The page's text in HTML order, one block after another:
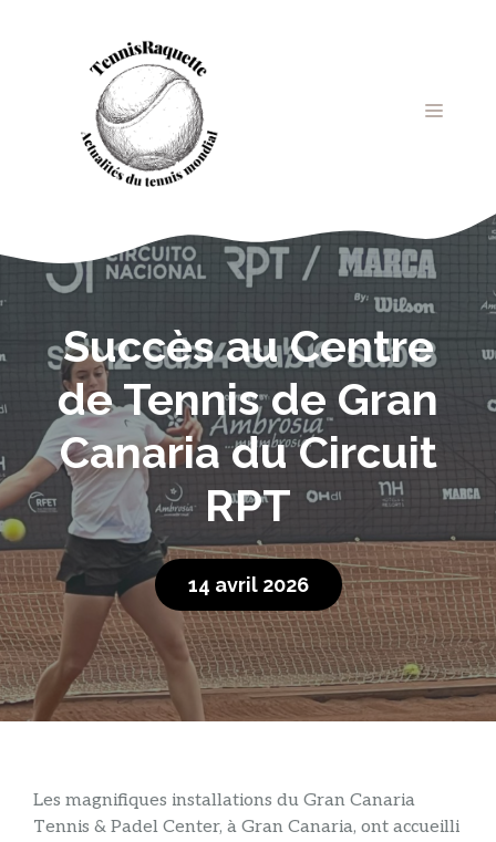
MENU
Succès au Centre
de Tennis de Gran
Canaria du Circuit
RPT
14 avril 2026
Les magnifiques installations du Gran Canaria
Tennis & Padel Center, à Gran Canaria, ont accueilli